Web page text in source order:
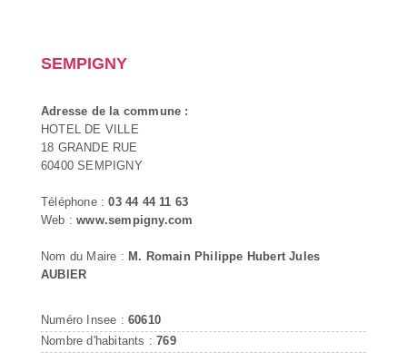
SEMPIGNY
Adresse de la commune :
HOTEL DE VILLE
18 GRANDE RUE
60400 SEMPIGNY
Téléphone :03 44 44 11 63
Web :www.sempigny.com
Nom du Maire : M. Romain Philippe Hubert Jules
AUBIER
Numéro Insee : 60610
Nombre d'habitants :769